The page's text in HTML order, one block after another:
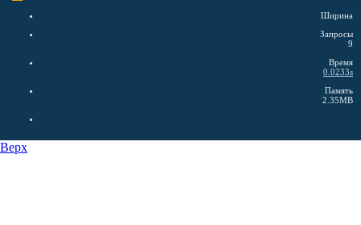
Ширина
Запросы
9
Время
0.0233s
Память
2.35MB
Верх